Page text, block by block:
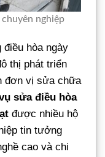
nghiệp
điều hòa ngày
thị phát triển
đơn vị sửa chữa
sửa điều hòa
được nhiều hộ
tin tưởng
cao và chi